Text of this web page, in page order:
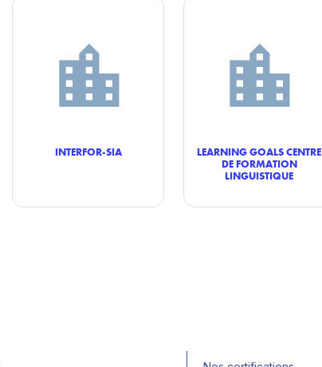
INTERFOR-SIA
LEARNING GOALS CENTRE
DE FORMATION
LINGUISTIQUE